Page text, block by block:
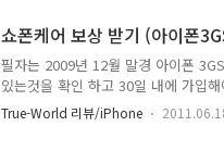
간 구입하는 스킬이 필요합니다. 그리
쇼폰케어 보상 받기 (아이폰
필자는 2009년 12월 말경 아이폰
있는것을 확인 하고 30일 내에 가입
1월 청구서를 확인하는 도중 쇼폰 케
우 쇼폰 케어로 변경이 가능 하다고
True-World 리뷰/iPhone